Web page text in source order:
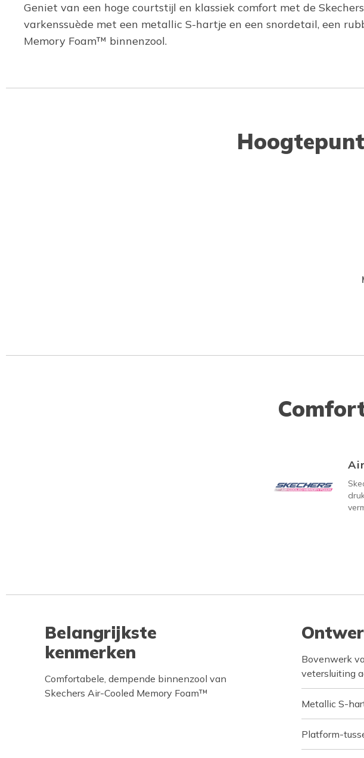
Geniet van een hoge courtstijl en klassiek comfort met de
varkenssuède met een metallic S-hartje en een snordetail, een
Memory Foam™ binnenzool.
Belangrijkste
kenmerken
Comfortabele, dempende binnenzool van
Skechers Air-Cooled Memory Foam™
Bovenwerk
vetersluiting
Metallic S-
Platform-